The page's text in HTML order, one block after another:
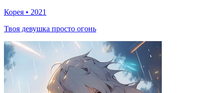
Корея • 2021
Твоя девушка просто огонь